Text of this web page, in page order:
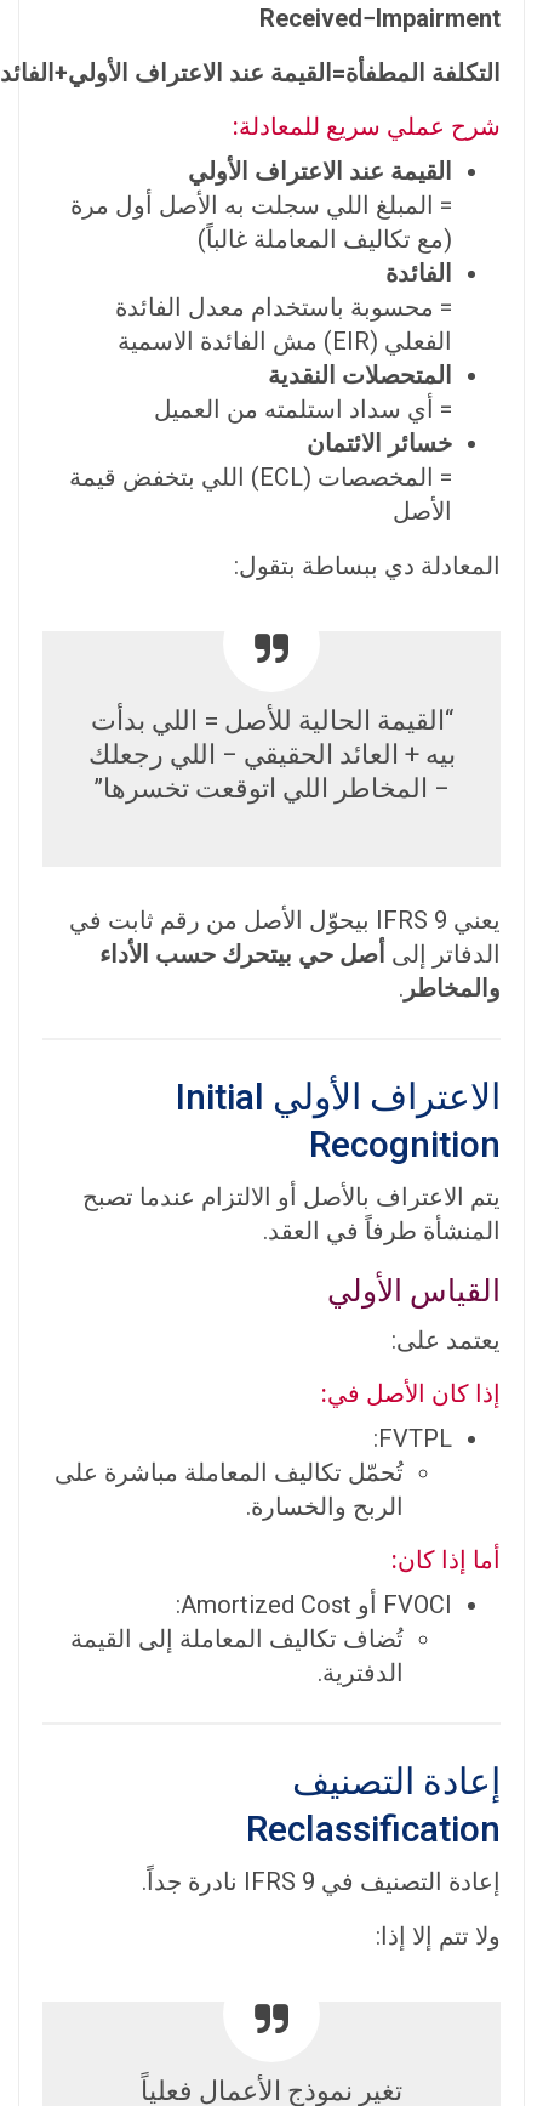
Received−Impairment
التكلفة المطفأة= القيمة عند الاعتراف الأولي+
شرح عملي سريع للمعادلة:
القيمة عند الاعتراف الأولي
= المبلغ اللي سجلت به الأصل أول مرة
(مع تكاليف المعاملة غالباً)
الفائدة
= محسوبة باستخدام معدل الفائدة
الفعلي (EIR) مش الفائدة الاسمية
المتحصلات النقدية
= أي سداد استلمته من العميل
خسائر الائتمان
= المخصصات (ECL) اللي بتخفض قيمة
الأصل
المعادلة دي ببساطة بتقول:
“القيمة الحالية للأصل = اللي بدأت
بيه + العائد الحقيقي − اللي رجعلك
− المخاطر اللي اتوقعت تخسرها”
يعني IFRS 9 بيحوّل الأصل من رقم ثابت في
الدفاتر إلى أصل حي بيتحرك حسب الأداء
والمخاطر .
الاعتراف الأولي Initial
Recognition
يتم الاعتراف بالأصل أو الالتزام عندما تصبح
المنشأة طرفاً في العقد.
القياس الأولي
يعتمد على:
إذا كان الأصل في:
FVTPL:
تُحمّل تكاليف المعاملة مباشرة على
الربح والخسارة.
أما إذا كان:
FVOCI أو Amortized Cost:
تُضاف تكاليف المعاملة إلى القيمة
الدفترية.
إعادة التصنيف
Reclassification
إعادة التصنيف في IFRS 9 نادرة جداً.
ولا تتم إلا إذا:
تغير نموذج الأعمال فعلياً